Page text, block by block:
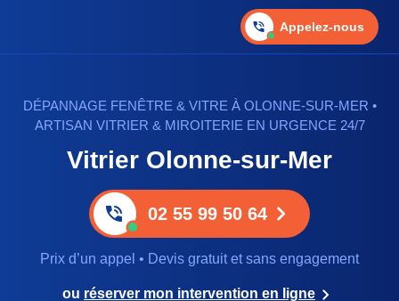
Appelez-nous
DÉPANNAGE FENÊTRE & VITRE À OLONNE-SUR-MER •
ARTISAN VITRIER & MIROITERIE EN URGENCE 24/7
Vitrier Olonne-sur-Mer
02 55 99 50 64
Prix d’un appel • Devis gratuit et sans engagement
ou réserver mon intervention en ligne